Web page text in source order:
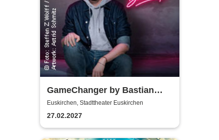
GameChanger by Bastian
Bielendorfer
Euskirchen, Stadttheater Euskirchen
27.02.2027